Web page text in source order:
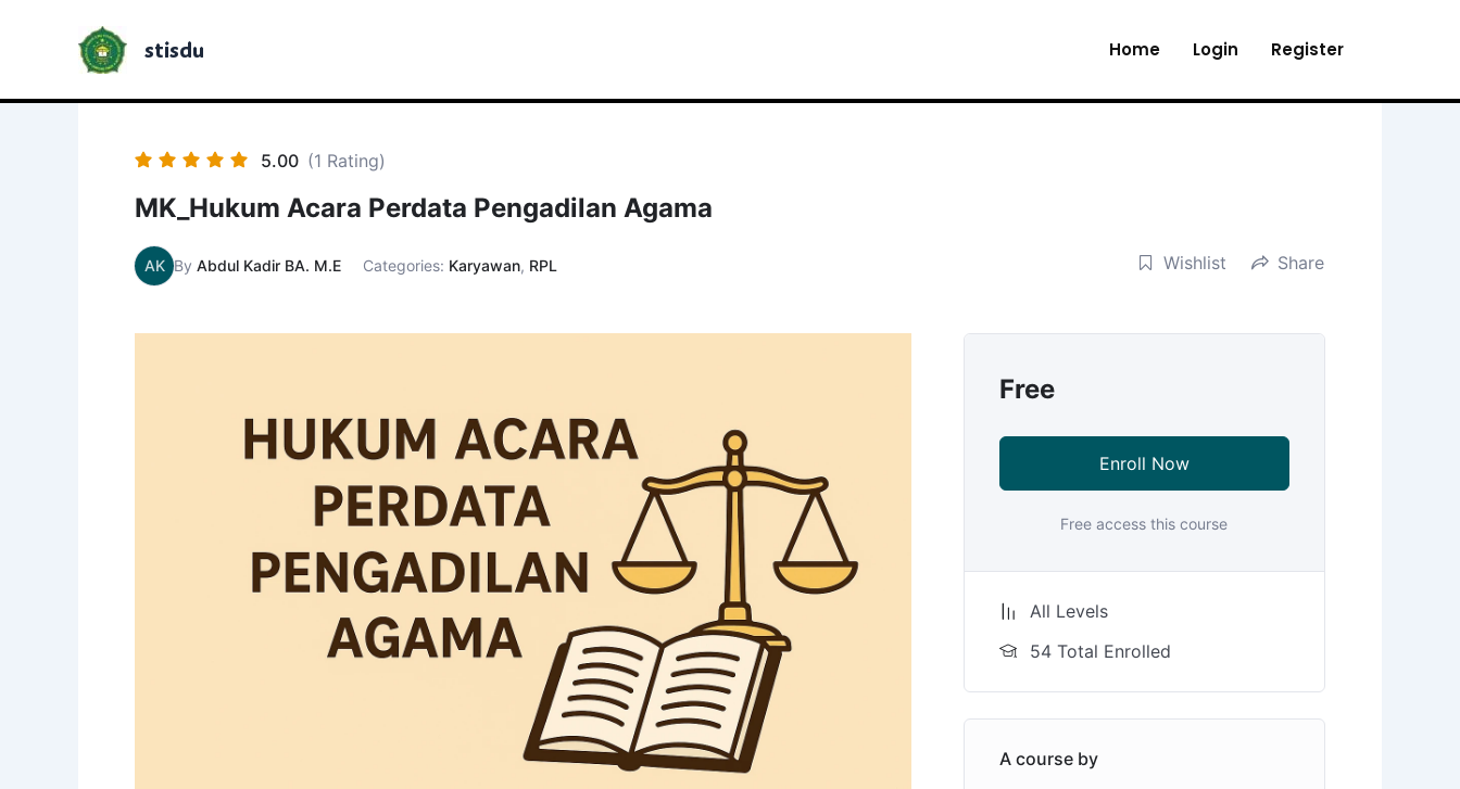
stisdu Home Login Register
5.00 (1 Rating)
MK_Hukum Acara Perdata Pengadilan Agama
AK By Abdul Kadir BA. M.E Categories: Karyawan, RPL Wishlist Share
Free
Enroll Now
Free access this course
All Levels
54 Total Enrolled
A course by